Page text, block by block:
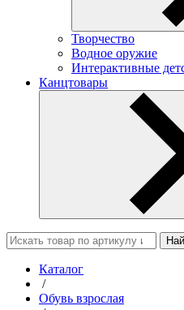
Творчество
Водное оружие
Интерактивные
Канцтовары
Каталог
/
Обувь взрослая